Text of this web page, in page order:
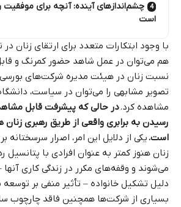
چشم‌اندازهای آینده: آنچه برای موفقیت
است
با وجود ابتکارات متعدد برای ارتقای زنان
هم می‌توان در عمل شاهد حضور کمرنگ و
نسبت زنان در هیئت مدیره شرکت‌های
تصویر مشابهی را می‌توان در سیاست،
مشاهده کرد.در حالی که پیشرفت قابل
رسیدن به برابری واقعی از طریق رهبری زنان
است.یکی از دلایل این امر، اصرار
زنان هنوز کمتر به عنوان افرادی با پتانسیل
می‌شوند و وقفه‌های مکرر در زندگی کاری آنها
دلیل تشکیل خانواده – تأثیر منفی بر توسعه
بسیاری از شرکت‌ها همچنین فاقد چارچوب